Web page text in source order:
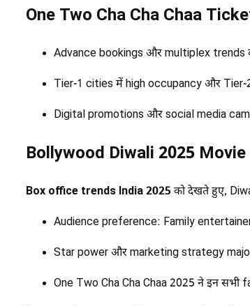
One Two Cha Cha Chaa
Advance bookings और multiplex trends
Tier-1 cities में high occupancy और
Digital promotions और social media
Bollywood Diwali 2025
Box office trends India 2025को देखते हुए,
Audience preference: Family
Star power और marketing strategy
One Two Cha Cha Chaa 2025 ने इन सभी